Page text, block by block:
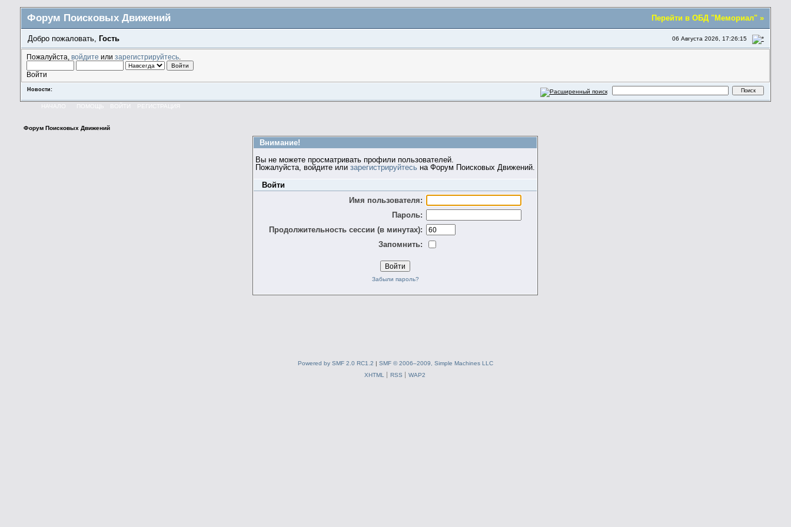
Перейти в ОБД "Мемориал" »
Форум Поисковых Движений
06 Августа 2026, 17:26:15
Добро пожаловать, Гость
Пожалуйста, войдите или зарегистрируйтесь.
Войти
Новости:
НАЧАЛО ПОМОЩЬ ВОЙТИ РЕГИСТРАЦИЯ
Форум Поисковых Движений
Внимание!
Вы не можете просматривать профили пользователей.
Пожалуйста, войдите илизарегистрируйтесь на Форум Поисковых Движений.
Войти
Имя пользователя:
Пароль:
Продолжительность сессии (в минутах):
Запомнить:
Забыли пароль?
Powered by SMF 2.0 RC1.2 | SMF © 2006–2009, Simple Machines LLC
XHTML
RSS WAP2